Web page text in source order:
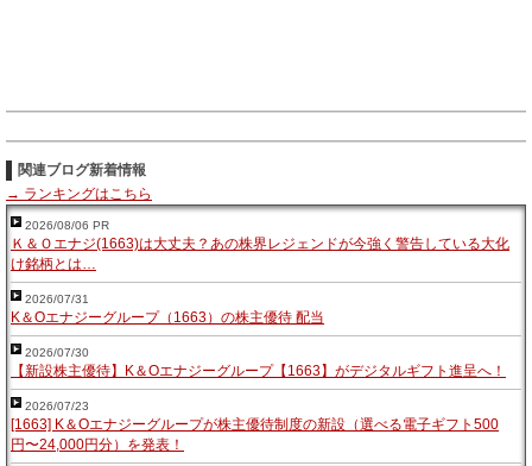
関連ブログ新着情報
→ ランキングはこちら
2026/08/06 PR
Ｋ＆Ｏエナジ(1663)は大丈夫？あの株界レジェンドが今強く警告している大化
け銘柄とは…
2026/07/31
K＆Oエナジーグループ（1663）の株主優待 配当
2026/07/30
【新設株主優待】K＆Oエナジーグループ【1663】がデジタルギフト進呈へ！
2026/07/23
[1663] K＆Oエナジーグループが株主優待制度の新設（選べる電子ギフト500
円〜24,000円分）を発表！